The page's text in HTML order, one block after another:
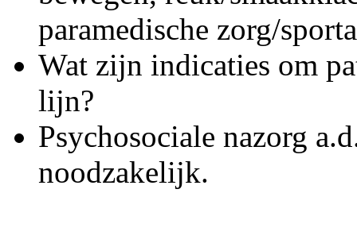
paramedische zorg/
Wat zijn indicaties om
lijn?
Psychosociale nazorg
noodzakelijk.